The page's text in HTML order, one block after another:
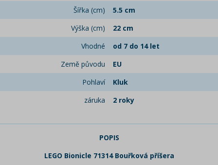
Šířka (cm)
5.5 cm
Výška (cm)
22 cm
Vhodné
od 7 do 14 let
Země původu
EU
Pohlaví
Kluk
záruka
2 roky
POPIS
LEGO Bionicle 71314 Bouřková příšera